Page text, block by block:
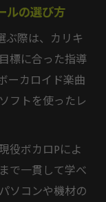
比較して選ぶ
DTMスクール
り方入門
者のボカロ
ロ制作入門
ルの選び方
ぶ際は、カリキ
標に合った指導
ーカロイド楽曲
フトを使ったレ
役ボカロPによ
で一貫して学べ
ソコンや機材の